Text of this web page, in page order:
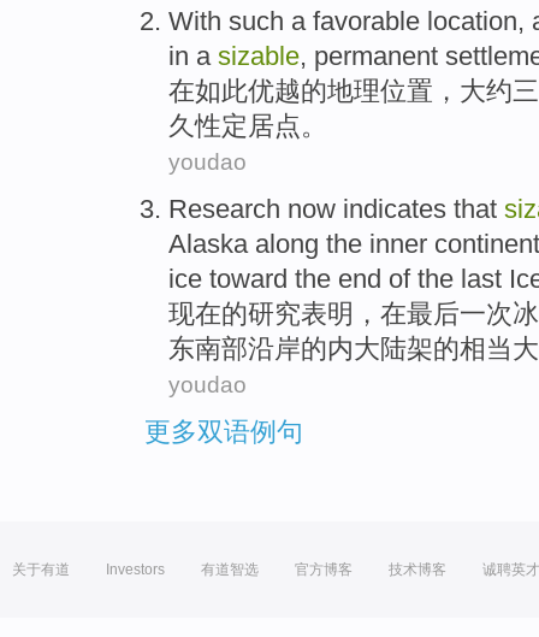
With such afavorable location,
in a sizable, permanent
在如此优越的地理位置 ， 大约
久性定居点。
youdao
Research now indicates that
Alaska along the inner
ice toward the end of the last
现在的研究表明 ， 在最后一次
东南部沿岸的内大陆架的相当大
youdao
更多双语例句
关于有道 Investors 有道智选 官方博客 技术博客 诚聘英才